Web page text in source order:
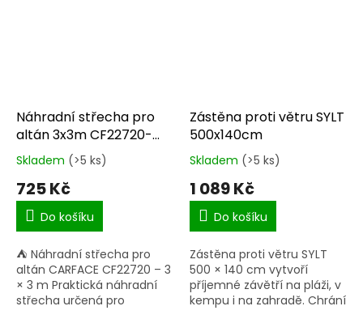
Náhradní střecha pro
altán 3x3m CF22720-
ND01
Průměrné
hodnocení
produktu
5,0
5
hvězdiček.
Skladem (>5 ks)
725 Kč
Do košíku
⛺ Náhradní střecha pro
altán CARFACE CF22720 – 3
× 3 m Praktická náhradní
střecha určená pro
Zástěna proti větru SYLT
500x140cm
Průměrné
hodnocení
produktu
5,0
5
hvězdiček.
Skladem (>5 ks)
1 089 Kč
Do košíku
Zástěna proti větru SYLT
500 × 140 cm vytvoří
příjemné závětří na pláži, v
kempu i na zahradě. Chrání